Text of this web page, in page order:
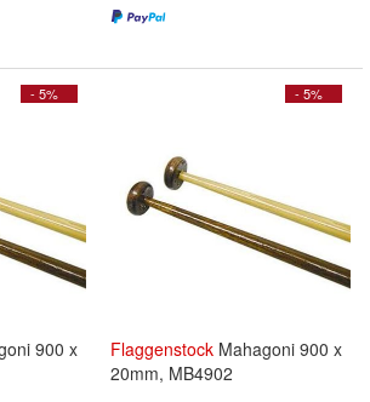
- 5%
900 x
- 5%
Flaggenstock Mahagoni 900 x
20mm, MB4902